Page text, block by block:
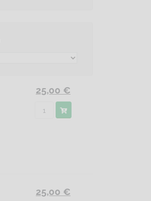
25,00 €
25,00 €